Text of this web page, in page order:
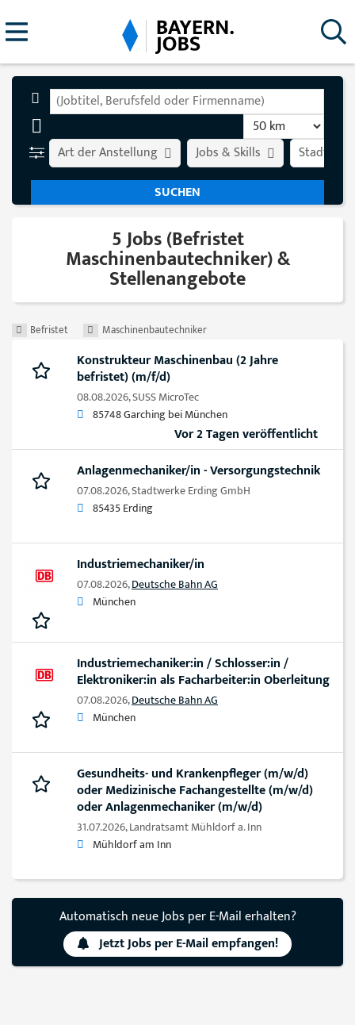
Stadt
Art der Anstellung Jobs & Skills
5 Jobs (Befristet
Maschinenbautechniker) &
Stellenangebote
Befristet Maschinenbautechniker
Konstrukteur Maschinenbau (2 Jahre
befristet) (m/f/d)
08.08.2026,SUSS MicroTec
85748 Garching bei München
Vor 2 Tagen veröffentlicht
Anlagenmechaniker/in - Versorgungstechnik
07.08.2026,Stadtwerke Erding GmbH
85435 Erding
Industriemechaniker/in
07.08.2026,Deutsche Bahn AG
München
Industriemechaniker:in / Schlosser:in /
Elektroniker:in als Facharbeiter:in Oberleitung
07.08.2026,Deutsche Bahn AG
München
Gesundheits- und Krankenpfleger (m/w/d)
oder Medizinische Fachangestellte (m/w/d)
oder Anlagenmechaniker (m/w/d)
31.07.2026,Landratsamt Mühldorf a. Inn
Mühldorf am Inn
Automatisch neue Jobs per E-Mail erhalten?
Jetzt Jobs per E-Mail empfangen!